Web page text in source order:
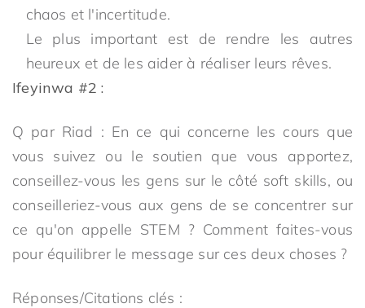
chaos et l'incertitude.
Le plus important est de rendre les autres
heureux et de les aider à réaliser leurs rêves.
Ifeyinwa #2 :
Q par Riad : En ce qui concerne les cours que
vous suivez ou le soutien que vous apportez,
conseillez-vous les gens sur le côté soft skills, ou
conseilleriez-vous aux gens de se concentrer sur
ce qu'on appelle STEM ? Comment faites-vous
pour équilibrer le message sur ces deux choses ?
Réponses/Citations clés :